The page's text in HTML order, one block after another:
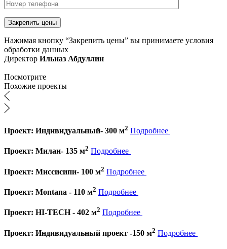
Нажимая кнопку “Закрепить цены” вы принимаете условия
обработки данных
Директор Ильназ Абдуллин
Посмотрите
Похожие проекты
Проект: Индивидуальный- 300 м2 Подробнее
Проект: Милан- 135 м2 Подробнее
Проект: Миссисипи- 100 м2 Подробнее
Проект: Montana - 110 м2 Подробнее
Проект: HI-TECH - 402 м2 Подробнее
Проект: Индивидуальный проект -150 м2 Подробнее